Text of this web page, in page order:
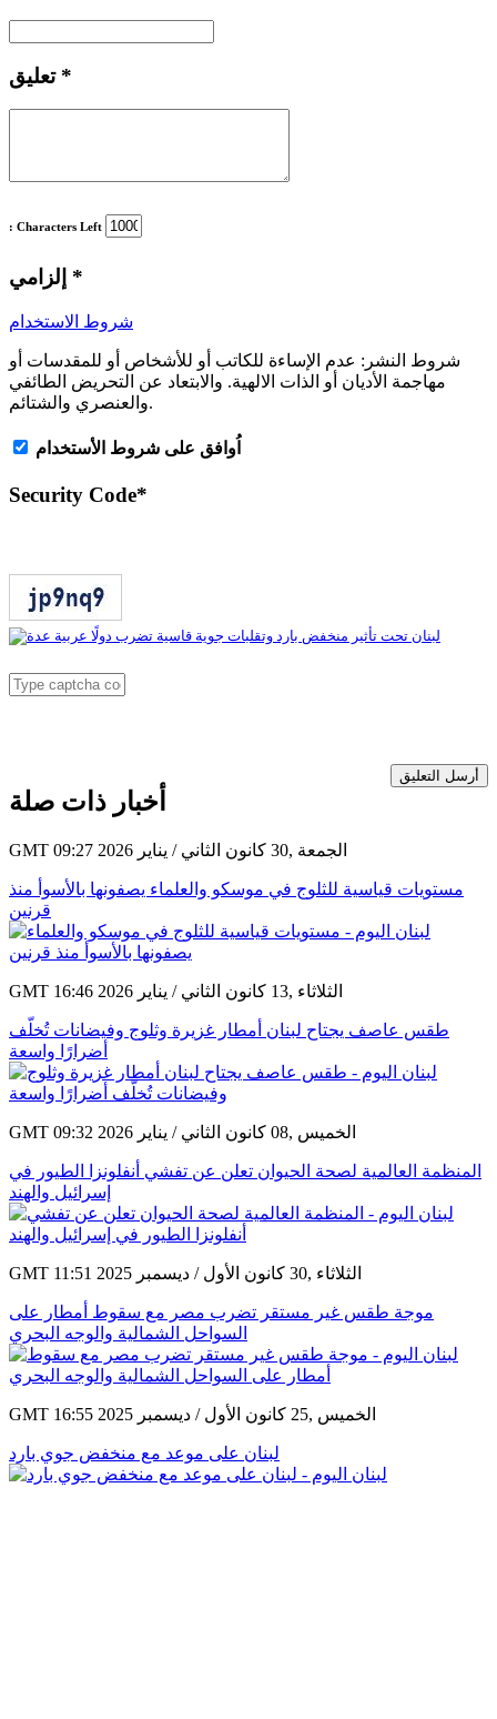
تعليق *
: Characters Left
*
شروط الاستخدام
شروط النشر: عدم الإساءة للكاتب أو للأشخاص أو للمقدسات أو
مهاجمة الأديان أو الذات الالهية. والابتعاد عن التحريض الطائفي
والعنصري والشتائم.
اُوافق على شروط الأستخدام
Security Code*
أرسل التعليق
أخبار ذات صلة
GMT 09:27 2026 الجمعة ,30 كانون الثاني / يناير
مستويات قياسية للثلوج في موسكو والعلماء يصفونها بالأسوأ منذ
قرنين
GMT 16:46 2026 الثلاثاء ,13 كانون الثاني / يناير
طقس عاصف يجتاح لبنان أمطار غزيرة وثلوج وفيضانات تُخلّف
أضرارًا واسعة
GMT 09:32 2026 الخميس ,08 كانون الثاني / يناير
المنظمة العالمية لصحة الحيوان تعلن عن تفشي أنفلونزا الطيور في
إسرائيل والهند
GMT 11:51 2025 الثلاثاء ,30 كانون الأول / ديسمبر
موجة طقس غير مستقر تضرب مصر مع سقوط أمطار على
السواحل الشمالية والوجه البحري
GMT 16:55 2025 الخميس ,25 كانون الأول / ديسمبر
لبنان على موعد مع منخفض جوي بارد